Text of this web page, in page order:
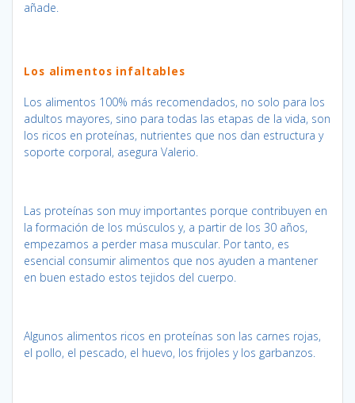
añade.
Los alimentos infaltables
Los alimentos 100% más recomendados, no solo para los
adultos mayores, sino para todas las etapas de la vida, son
los ricos en proteínas, nutrientes que nos dan estructura y
soporte corporal, asegura Valerio.
Las proteínas son muy importantes porque contribuyen en
la formación de los músculos y, a partir de los 30 años,
empezamos a perder masa muscular. Por tanto, es
esencial consumir alimentos que nos ayuden a mantener
en buen estado estos tejidos del cuerpo.
Algunos alimentos ricos en proteínas son las carnes rojas,
el pollo, el pescado, el huevo, los frijoles y los garbanzos.